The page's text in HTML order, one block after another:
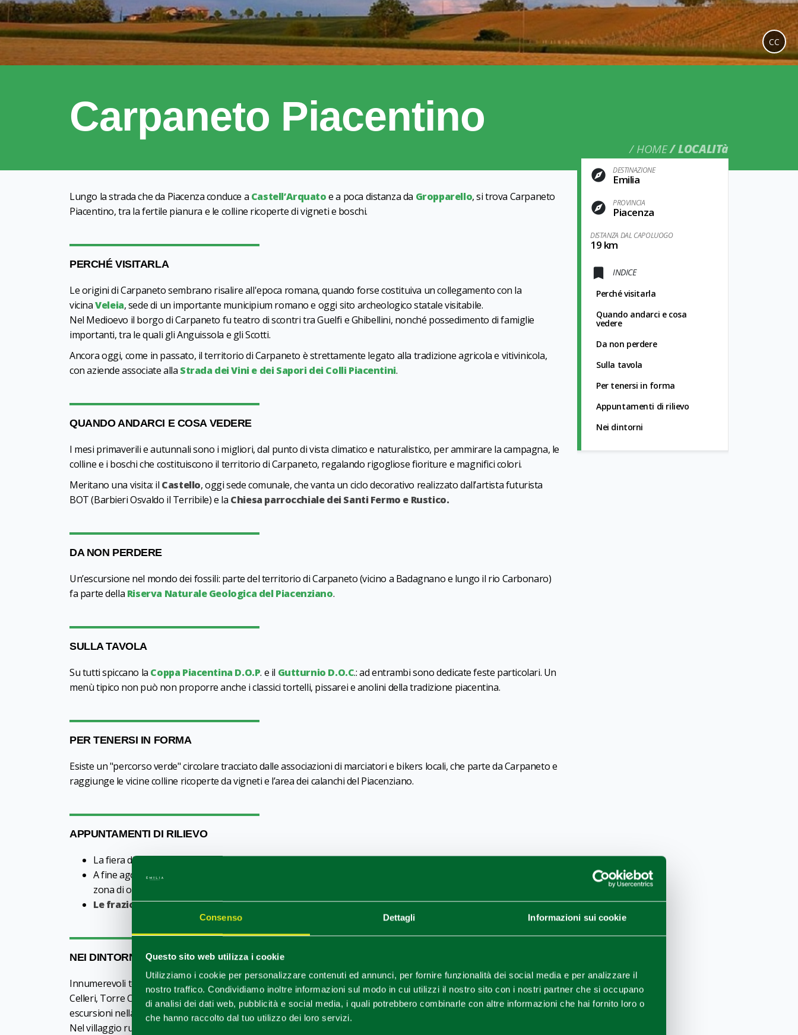
Consenso Dettagli Informazioni sui cookie
Questo sito web utilizza i cookie
Utilizziamo i cookie per personalizzare contenuti ed annunci, per fornire funzionalità dei social media e per analizzare il
nostro traffico. Condividiamo inoltre informazioni sul modo in cui utilizzi il nostro sito con i nostri partner che si occupano
di analisi dei dati web, pubblicità e social media, i quali potrebbero combinarle con altre informazioni che hai fornito loro o
che hanno raccolto dal tuo utilizzo dei loro servizi.
Carpaneto Piacentino
HOME LOCALITà
CC
DESTINAZIONE
Emilia
PROVINCIA
Piacenza
DISTANZA DAL CAPOLUOGO
19 km
INDICE
Perché visitarla
Quando andarci e cosa
vedere
Da non perdere
Sulla tavola
Per tenersi in forma
Appuntamenti di rilievo
Nei dintorni
Lungo la strada che da Piacenza conduce a Castell’Arquatoe a poca distanza da Gropparello, si trova Carpaneto
Piacentino, tra la fertile pianura e le colline ricoperte di vigneti e boschi.
PERCHÉ VISITARLA
Le origini di Carpaneto sembrano risalire all'epoca romana, quando forse costituiva un collegamento con la
vicinaVeleia, sede di un importante municipium romano e oggi sito archeologico statale visitabile.
Nel Medioevo il borgo di Carpaneto fu teatro di scontri tra Guelfi e Ghibellini, nonché possedimento di famiglie
importanti, tra le quali gli Anguissola e gli Scotti.
Ancora oggi, come in passato, il territorio di Carpaneto è strettamente legato alla tradizione agricola e vitivinicola,
con aziende associate alla Strada dei Vini e dei Sapori dei Colli Piacentini.
QUANDO ANDARCI E COSA VEDERE
I mesi primaverili e autunnali sono i migliori, dal punto di vista climatico e naturalistico, per ammirare la campagna, le
colline e i boschi che costituiscono il territorio di Carpaneto, regalando rigogliose fioriture e magnifici colori.
Meritano una visita: il Castello, oggi sede comunale, che vanta un ciclo decorativo realizzato dall’artista futurista
BOT (Barbieri Osvaldo il Terribile) e la Chiesa parrocchiale dei Santi Fermo e Rustico.
DA NON PERDERE
Un’escursione nel mondo dei fossili: parte del territorio di Carpaneto (vicino a Badagnano e lungo il rio Carbonaro)
fa parte della Riserva Naturale Geologica del Piacenziano.
SULLA TAVOLA
Su tutti spiccano la Coppa Piacentina D.O.P. e il Gutturnio D.O.C.: ad entrambi sono dedicate feste particolari. Un
menù tipico non può non proporre anche i classici tortelli, pissarei e anolini della tradizione piacentina.
PER TENERSI IN FORMA
Esiste un "percorso verde" circolare tracciato dalle associazioni di marciatori e bikers locali, che parte da Carpaneto e
raggiunge le vicine colline ricoperte da vigneti e l’area dei calanchi del Piacenziano.
APPUNTAMENTI DI RILIEVO
La fiera di Primavera ad aprile.
A fine agosto/inizio settembre la tradizionale Festa della Coppa Piacentina D.O.P. (Carpaneto è al centro della
zona di origine del salume tipico piacentino, ricavato dai muscoli cervicali del suino).
Le frazioni propongono ogni anno sagre e feste durante l’estate.
NEI DINTORNI
Innumerevoli torri, castelli e ville, di proprietà privata e visibili solo esternamente (Badagnano, Travazzano, Olmeto,
Celleri, Torre Confalonieri, Ciriano, Magnano, Rezzano), animano il paesaggio e rendono piacevoli e suggestive le
escursioni nella pianura o sulle colline fra i vigneti.
Nel villaggio rurale di